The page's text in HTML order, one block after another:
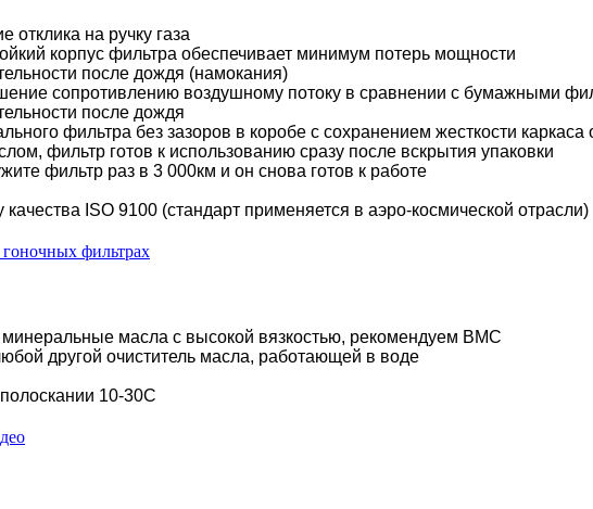
отклика на ручку газа
корпус фильтра обеспечивает минимум потерь мощности
после дождя (намокания)
сопротивлению воздушному потоку в сравнении с бумажными
после дождя
фильтра без зазоров в коробе с сохранением жесткости каркаса
фильтр готов к использованию сразу после вскрытия упаковки
фильтр раз в 3 000км и он снова готов к работе
качества ISO 9100 (стандарт применяется в аэро-космической отрасли)
фильтрах
минеральные масла с высокой вязкостью, рекомендуем BMC
другой очиститель масла, работающей в воде
10-30С